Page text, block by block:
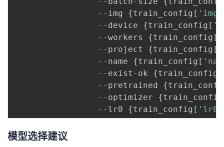
- - img {train_config [
- - device {train_config [
- -workers {train_config [
- - project {train_config [
- - name {train_config [
- - exist - ok {train_config
- - pretrained {
- - optimizer {train_config
- - lr0 {train_config [ 'lr0'
模型选择建议